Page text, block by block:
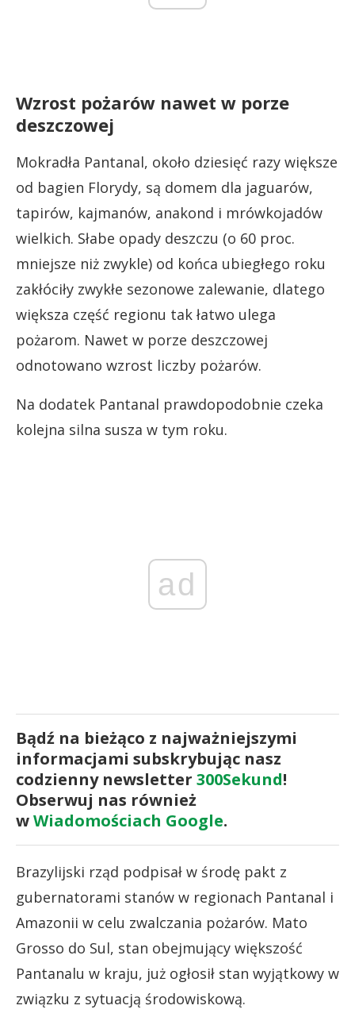
Wzrost pożarów nawet w porze
deszczowej
Mokradła Pantanal, około dziesięć razy większe
od bagien Florydy, są domem dla jaguarów,
tapirów, kajmanów, anakond i mrówkojadów
wielkich. Słabe opady deszczu (o 60 proc.
mniejsze niż zwykle) od końca ubiegłego roku
zakłóciły zwykłe sezonowe zalewanie, dlatego
większa część regionu tak łatwo ulega
pożarom. Nawet w porze deszczowej
odnotowano wzrost liczby pożarów.
Na dodatek Pantanal prawdopodobnie czeka
kolejna silna susza w tym roku.
ad
Bądź na bieżąco z najważniejszymi
informacjami subskrybując nasz
codzienny newsletter 300Sekund!
Obserwuj nas również
wWiadomościach Google.
Brazylijski rząd podpisał w środę pakt z
gubernatorami stanów w regionach Pantanal i
Amazonii w celu zwalczania pożarów. Mato
Grosso do Sul, stan obejmujący większość
Pantanalu w kraju, już ogłosił stan wyjątkowy w
związku z sytuacją środowiskową.